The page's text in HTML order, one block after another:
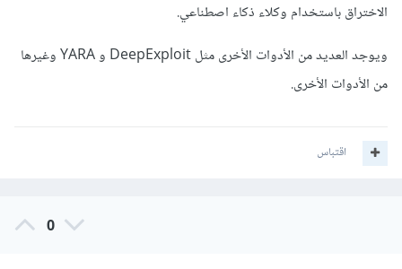
الاختراق باستخدام وكلاء ذكاء اصطناعي.
ويوجد العديد من الأدوات الأخرى مثل DeepExploit و YARA وغيرها
من الأدوات الأخرى.
اقتباس
0